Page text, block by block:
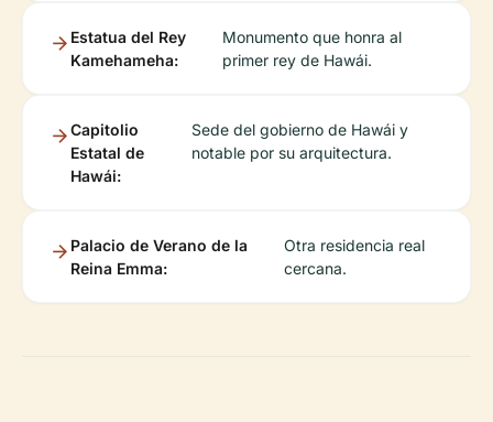
Estatua del Rey
Kamehameha:
Monumento que honra al
primer rey de Hawái.
Capitolio
Estatal de
Hawái:
Sede del gobierno de Hawái y
notable por su arquitectura.
Palacio de Verano de la
Reina Emma:
Otra residencia real
cercana.